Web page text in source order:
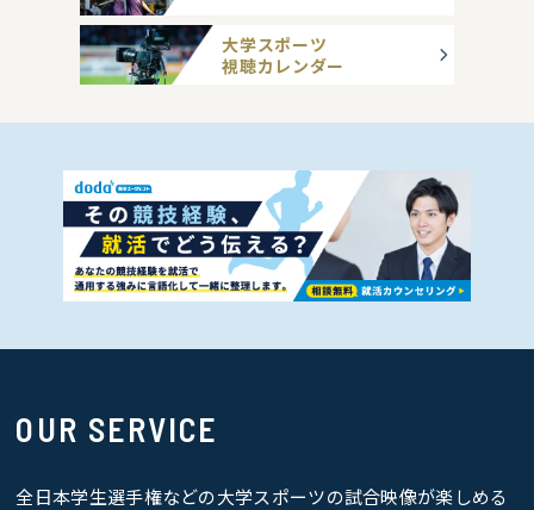
大学スポーツ
視聴カレンダー
OUR SERVICE
全日本学生選手権などの大学スポーツの試合映像が楽しめる